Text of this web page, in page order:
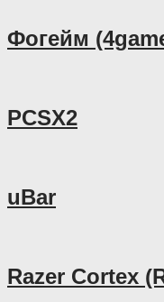
Фогейм
PCSX2
uBar
Razer Cortex